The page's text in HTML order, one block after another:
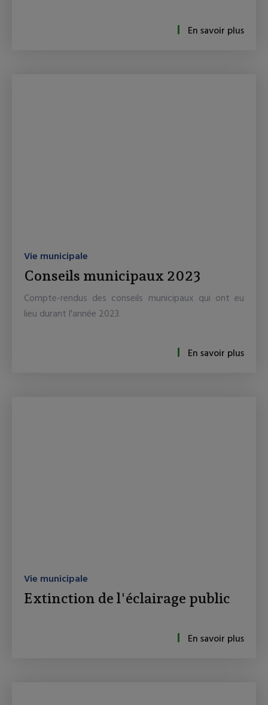
En savoir plus
Vie municipale
Conseils municipaux 2023
Compte-rendus des conseils municipaux qui ont eu
lieu durant l'année 2023.
En savoir plus
Vie municipale
Extinction de l'éclairage public
En savoir plus